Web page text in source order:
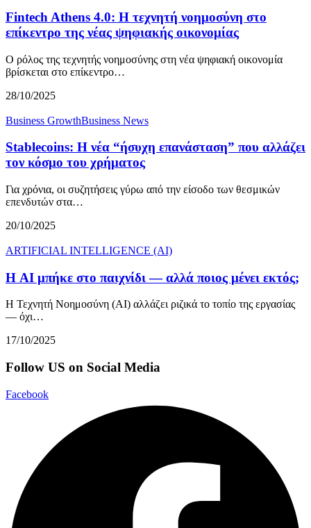
Fintech Athens 4.0: Η τεχνητή νοημοσύνη στο
επίκεντρο της νέας ψηφιακής οικονομίας
Ο ρόλος της τεχνητής νοημοσύνης στη νέα ψηφιακή οικονομία
βρίσκεται στο επίκεντρο…
28/10/2025
Business GrowthBusiness News
Stablecoins: Η νέα “ήσυχη επανάσταση” που αλλάζει
τον κόσμο του χρήματος
Για χρόνια, οι συζητήσεις γύρω από την είσοδο των θεσμικών
επενδυτών στα…
20/10/2025
ARTIFICIAL INTELLIGENCE (AI)
Η AI μπήκε στο παιχνίδι — αλλά ποιος μένει εκτός;
Η Τεχνητή Νοημοσύνη (AI) αλλάζει ριζικά το τοπίο της εργασίας
— όχι…
17/10/2025
Follow US on Social Media
Facebook